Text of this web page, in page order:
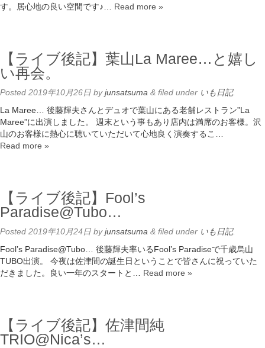
す。居心地の良い空間です♪… Read more »
【ライブ後記】葉山La Maree…と嬉し
い再会。
Posted 2019年10月26日 byjunsatsuma & filed under いも日記.
La Maree… 後藤輝夫さんとデュオで葉山にある老舗レストラン”La
Maree”に出演しました。 週末という事もあり店内は満席のお客様。沢
山のお客様に熱心に聴いていただいて心地良く演奏するこ…
Read more »
【ライブ後記】Fool’s
Paradise@Tubo…
Posted 2019年10月24日 byjunsatsuma & filed under いも日記.
Fool’s Paradise@Tubo… 後藤輝夫率いるFool’s Paradiseで千歳烏山
TUBO出演。 今夜は佐津間の誕生日ということで皆さんに祝っていた
だきました。良い一年のスタートと… Read more »
【ライブ後記】佐津間純
TRIO@Nica’s…